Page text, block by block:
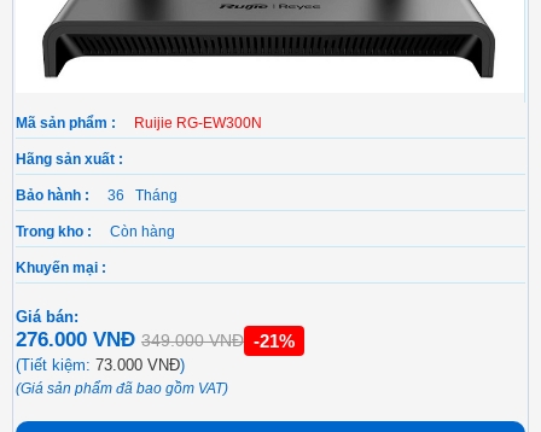
Mã sản phẩm : Ruijie RG-EW300N
Hãng sản xuất :
Bảo hành : 36 Tháng
Trong kho : Còn hàng
Khuyến mại :
Giá bán:
276.000 VNĐ 349.000 VNĐ -21%
(Tiết kiệm: 73.000 VNĐ)
(Giá sản phẩm đã bao gồm VAT)